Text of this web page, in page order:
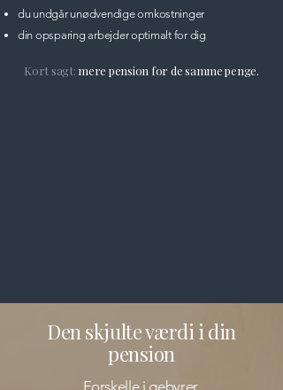
du undgår unødvendige omkostninger
din opsparing arbejder optimalt for dig
Kort sagt: mere pension for de samme penge.
Den skjulte værdi i din
pension
Forskelle i gebyrer,